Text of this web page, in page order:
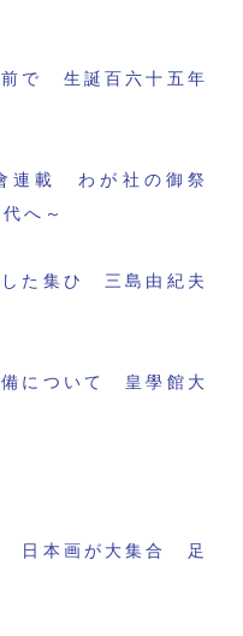
前で 生誕百六十五年
連載 わが社の御祭
へ～
た集ひ 三島由紀夫
備について 皇學館大
日本画が大集合 足